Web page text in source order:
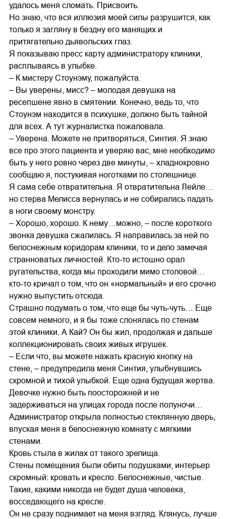
удалось меня сломать. Присвоить.
Но знаю, что вся иллюзия моей силы разрушится, как
только я загляну в бездну его манящих и
притягательно дьявольских глаз.
Я показываю пресс карту администратору клиники,
расплываясь в улыбке.
– К мистеру Стоунэму, пожалуйста.
– Вы уверены, мисс? – молодая девушка на
ресепшене явно в смятении. Конечно, ведь то, что
Стоунэм находится в психушке, должно быть тайной
для всех. А тут журналистка пожаловала.
– Уверена. Можете не притворяться, Синтия. Я знаю
все про этого пациента и уверяю вас, мне необходимо
быть у него ровно через две минуты, – хладнокровно
сообщаю я, постукивая ноготками по столешнице.
Я сама себе отвратительна. Я отвратительна Лейле…
но стерва Мелисса вернулась и не собиралась падать
в ноги своему монстру.
– Хорошо, хорошо. К нему…можно, – после короткого
звонка девушка сжалилась. Я направилась за ней по
белоснежным коридорам клиники, то и дело замечая
странноватых личностей. Кто-то истошно орал
ругательства, когда мы проходили мимо столовой…
кто-то кричал о том, что он «нормальный» и его срочно
нужно выпустить отсюда.
Страшно подумать о том, что еще бы чуть-чуть… Еще
совсем немного, и я бы тоже слонялась по стенам
этой клиники. А Кай? Он бы жил, продолжая и дальше
коллекционировать своих живых игрушек.
– Если что, вы можете нажать красную кнопку на
стене, – предупредила меня Синтия, улыбнувшись
скромной и тихой улыбкой. Еще одна будущая жертва.
Девочке нужно быть поосторожней и не
задерживаться на улицах города после полуночи…
Администратор открыла полностью стеклянную дверь,
впуская меня в белоснежную комнату с мягкими
стенами.
Кровь стыла в жилах от такого зрелища.
Стены помещения были обиты подушками, интерьер
скромный: кровать и кресло. Белоснежные, чистые.
Такие, какими никогда не будет душа человека,
восседающего на кресле.
Он не сразу поднимает на меня взгляд. Клянусь, лучше